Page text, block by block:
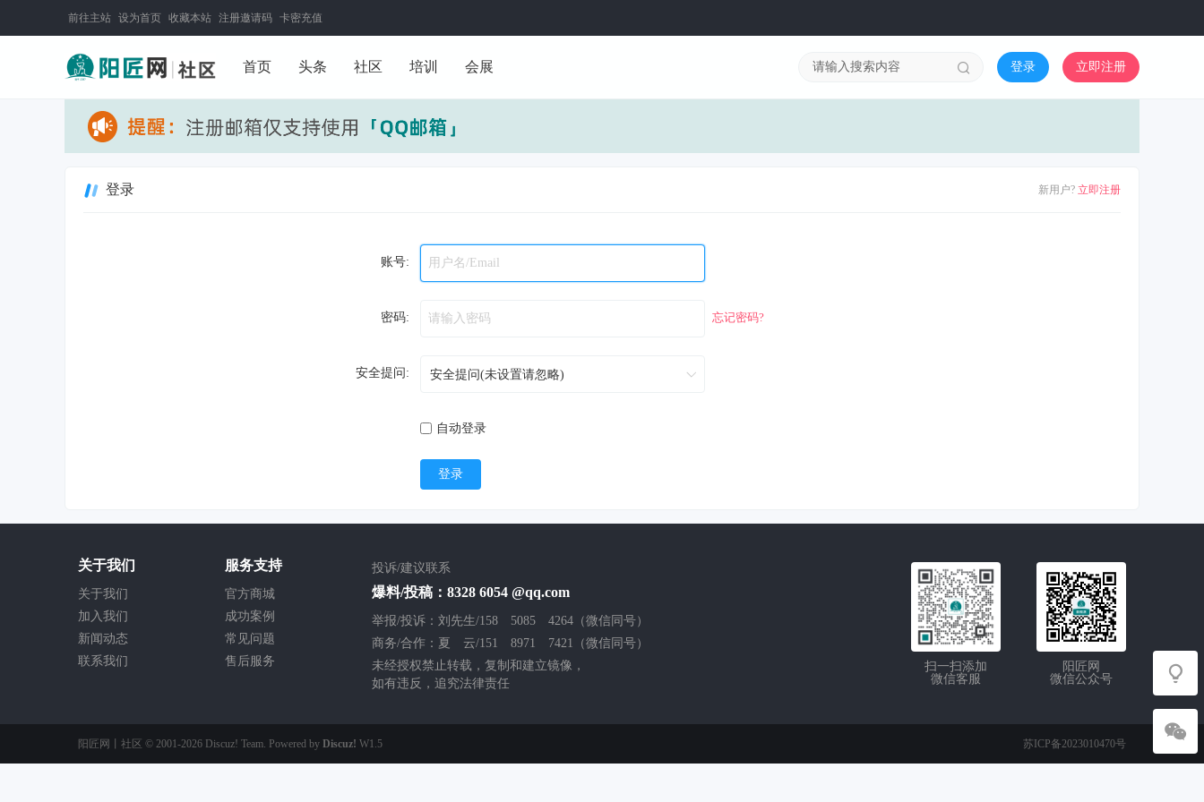
前往主站 设为首页 收藏本站 注册邀请码 卡密充值
首页 头条 社区 培训 会展 登录 立即注册
新用户? 立即注册
登录
账号:
密码: 忘记密码?
安全提问:
自动登录
登录
关于我们
关于我们
加入我们
新闻动态
联系我们
服务支持
官方商城
成功案例
常见问题
售后服务
投诉/建议联系
爆料/投稿：8328 6054 @qq.com
举报/投诉：刘先生/158 5085 4264（微信同号）
商务/合作：夏 云/151 8971 7421（微信同号）
未经授权禁止转载，复制和建立镜像，
如有违反，追究法律责任
阳匠网
微信公众号
扫一扫添加
微信客服
阳匠网丨社区 © 2001-2026 Discuz! Team. Powered by Discuz! W1.5 苏ICP备2023010470号